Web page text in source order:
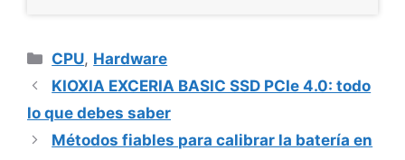
Categorías
CPU, Hardware
KIOXIA EXCERIA BASIC SSD PCIe 4.0: todo
lo que debes saber
Métodos fiables para calibrar la batería en